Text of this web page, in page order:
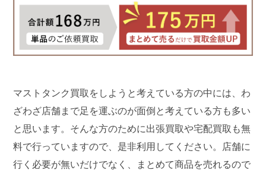
マストタンク買取をしようと考えている方の中には、わ
ざわざ店舗まで足を運ぶのが面倒と考えている方も多い
と思います。そんな方のために出張買取や宅配買取も無
料で行っていますので、是非利用してください。店舗に
行く必要が無いだけでなく、まとめて商品を売れるので